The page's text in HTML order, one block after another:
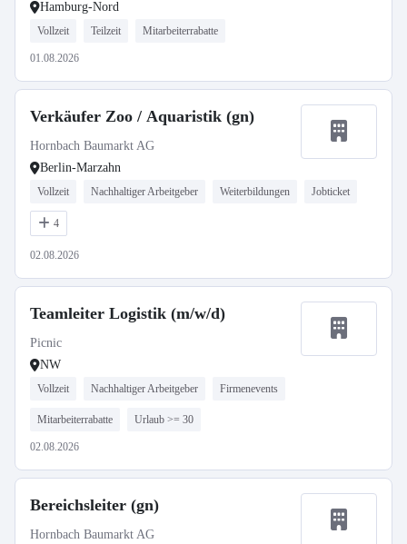
Hamburg-Nord
Vollzeit Teilzeit Mitarbeiterrabatte
01.08.2026
Verkäufer Zoo / Aquaristik (gn)
Hornbach Baumarkt AG
Berlin-Marzahn
Vollzeit Nachhaltiger Arbeitgeber Weiterbildungen Jobticket
4
02.08.2026
Teamleiter Logistik (m/w/d)
Picnic
NW
Vollzeit Nachhaltiger Arbeitgeber Firmenevents
Mitarbeiterrabatte Urlaub >= 30
02.08.2026
Bereichsleiter (gn)
Hornbach Baumarkt AG